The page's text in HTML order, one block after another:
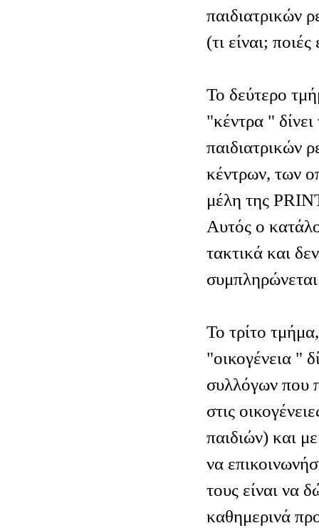
παιδιατρικών
(τι είναι;
Το δεύτερο
"κέντρα " δίνει
παιδιατρικών
κέντρων, των
μέλη της
Αυτός ο
τακτικά και
Το τρίτο
"οικογένεια "
συλλόγων που
στις
παιδιών) και
να
τους είναι να
καθημερινά